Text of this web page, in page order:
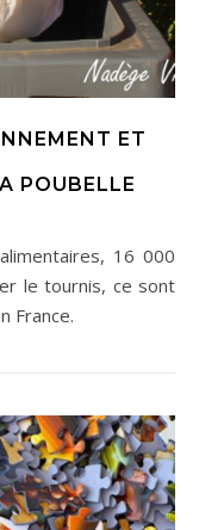
ET
POUBELLE
le tournis, ce sont
France.